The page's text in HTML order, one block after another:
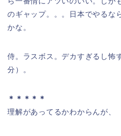
のギャップ。。。日本でやるな
かな。
侍。ラスボス。デカすぎるし怖
分）。
＊＊＊＊＊
理解があってるかわからんが、